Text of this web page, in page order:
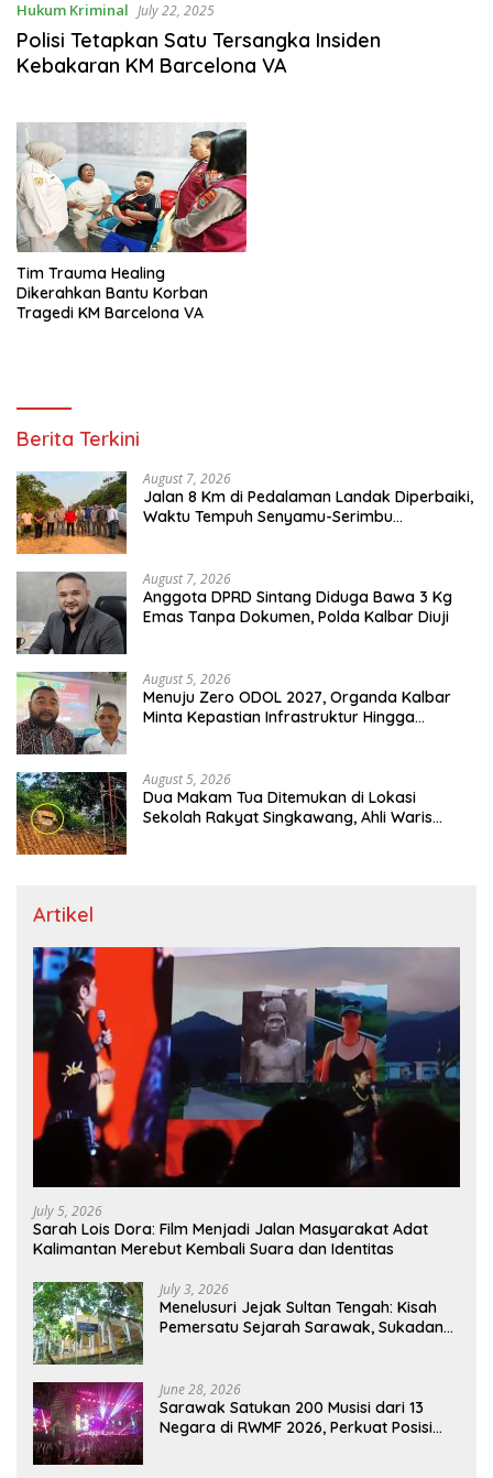
Hukum Kriminal July 22, 2025
Polisi Tetapkan Satu Tersangka Insiden
Kebakaran KM Barcelona VA
Tim Trauma Healing
Dikerahkan Bantu Korban
Tragedi KM Barcelona VA
Berita Terkini
August 7, 2026
Jalan 8 Km di Pedalaman Landak Diperbaiki,
Waktu Tempuh Senyamu-Serimbu
August 7, 2026
Anggota DPRD Sintang Diduga Bawa 3 Kg
Emas Tanpa Dokumen, Polda Kalbar Diuji
August 5, 2026
Menuju Zero ODOL 2027, Organda Kalbar
Minta Kepastian Infrastruktur Hingga
August 5, 2026
Dua Makam Tua Ditemukan di Lokasi
Sekolah Rakyat Singkawang, Ahli Waris
Artikel
July 5, 2026
Sarah Lois Dora: Film Menjadi Jalan Masyarakat Adat
Kalimantan Merebut Kembali Suara dan Identitas
July 3, 2026
Menelusuri Jejak Sultan Tengah: Kisah
Pemersatu Sejarah Sarawak, Sukadana,
June 28, 2026
Sarawak Satukan 200 Musisi dari 13
Negara di RWMF 2026, Perkuat Posisi